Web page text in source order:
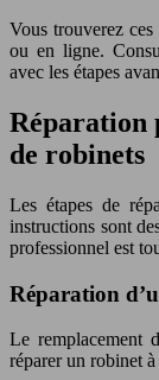
Vous trouverez
ou en ligne.
avec les étapes
Réparation
de robinets
Les étapes de
instructions sont
professionnel est
Réparation
Le remplacement
réparer un robinet